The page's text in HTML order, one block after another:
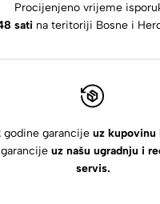
Procijenjeno vrijeme
sati na teritoriji Bosne i
godine garancije uz kupovinu
uz našu ugradnju i
servis.